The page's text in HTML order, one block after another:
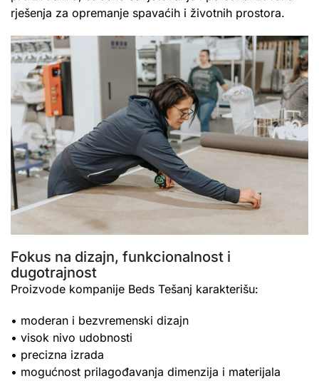
rješenja za opremanje spavaćih i životnih prostora.
Fokus na dizajn, funkcionalnost i
dugotrajnost
Proizvode kompanije Beds Tešanj karakterišu:
• moderan i bezvremenski dizajn
• visok nivo udobnosti
• precizna izrada
• mogućnost prilagođavanja dimenzija i materijala